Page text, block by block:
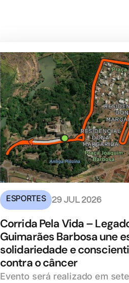
ESPORTES 29 JUL 2026
Corrida Pela Vida –
Guimarães Barbosa une
solidariedade e
contra o câncer
Evento será realizado em